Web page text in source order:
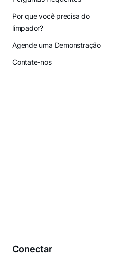
Por que você precisa do
limpador?
Agende uma Demonstração
Contate-nos
Conectar